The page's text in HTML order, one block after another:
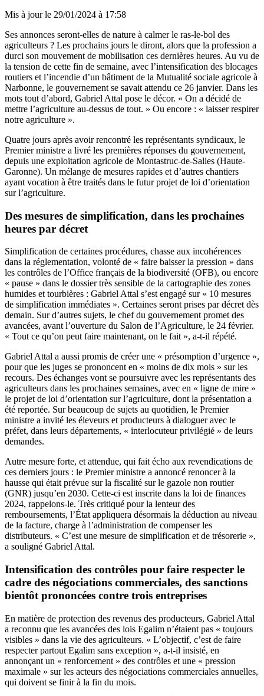
Mis à jour le 29/01/2024 à 17:58
Ses annonces seront-elles de nature à calmer le ras-le-bol des
agriculteurs ? Les prochains jours le diront, alors que la profession a
durci son mouvement de mobilisation ces dernières heures. Au vu de
la tension de cette fin de semaine, avec l’intensification des blocages
routiers et l’incendie d’un bâtiment de la Mutualité sociale agricole à
Narbonne, le gouvernement se savait attendu ce 26 janvier. Dans les
mots tout d’abord, Gabriel Attal pose le décor. « On a décidé de
mettre l’agriculture au-dessus de tout. » Ou encore : « laisser respirer
notre agriculture ».
Quatre jours après avoir rencontré les représentants syndicaux, le
Premier ministre a livré les premières réponses du gouvernement,
depuis une exploitation agricole de Montastruc-de-Salies (Haute-
Garonne). Un mélange de mesures rapides et d’autres chantiers
ayant vocation à être traités dans le futur projet de loi d’orientation
sur l’agriculture.
Des mesures de simplification, dans les prochaines
heures par décret
Simplification de certaines procédures, chasse aux incohérences
dans la réglementation, volonté de « faire baisser la pression » dans
les contrôles de l’Office français de la biodiversité (OFB), ou encore
« pause » dans le dossier très sensible de la cartographie des zones
humides et tourbières : Gabriel Attal s’est engagé sur « 10 mesures
de simplification immédiates ». Certaines seront prises par décret dès
demain. Sur d’autres sujets, le chef du gouvernement promet des
avancées, avant l’ouverture du Salon de l’Agriculture, le 24 février.
« Tout ce qu’on peut faire maintenant, on le fait », a-t-il répété.
Gabriel Attal a aussi promis de créer une « présomption d’urgence »,
pour que les juges se prononcent en « moins de dix mois » sur les
recours. Des échanges vont se poursuivre avec les représentants des
agriculteurs dans les prochaines semaines, avec en « ligne de mire »
le projet de loi d’orientation sur l’agriculture, dont la présentation a
été reportée. Sur beaucoup de sujets au quotidien, le Premier
ministre a invité les éleveurs et producteurs à dialoguer avec le
préfet, dans leurs départements, « interlocuteur privilégié » de leurs
demandes.
Autre mesure forte, et attendue, qui fait écho aux revendications de
ces derniers jours : le Premier ministre a annoncé renoncer à la
hausse qui était prévue sur la fiscalité sur le gazole non routier
(GNR) jusqu’en 2030. Cette-ci est inscrite dans la loi de finances
2024, rappelons-le. Très critiqué pour la lenteur des
remboursements, l’État appliquera désormais la déduction au niveau
de la facture, charge à l’administration de compenser les
distributeurs. « C’est une mesure de simplification et de trésorerie »,
a souligné Gabriel Attal.
Intensification des contrôles pour faire respecter le
cadre des négociations commerciales, des sanctions
bientôt prononcées contre trois entreprises
En matière de protection des revenus des producteurs, Gabriel Attal
a reconnu que les avancées des lois Egalim n’étaient pas « toujours
visibles » dans la vie des agriculteurs. « L’objectif, c’est de faire
respecter partout Egalim sans exception », a-t-il insisté, en
annonçant un « renforcement » des contrôles et une « pression
maximale » sur les acteurs des négociations commerciales annuelles,
qui doivent se finir à la fin du mois.